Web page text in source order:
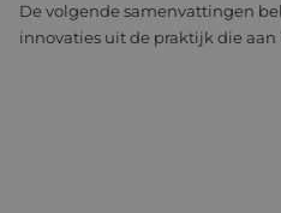
De volgende samenvattingen
innovaties uit de praktijk die